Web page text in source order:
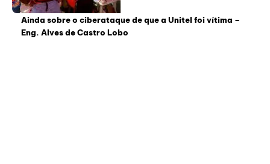
Ainda sobre o ciberataque de que a Unitel foi vítima –
Eng. Alves de Castro Lobo